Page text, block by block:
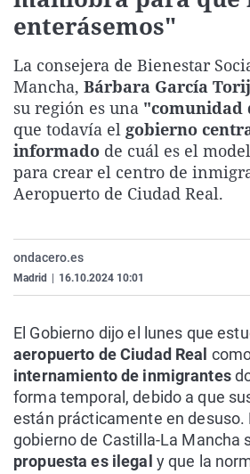
enterásemos"
La consejera de Bienestar
Mancha, Bárbara García
su región es una "comunidad
que todavía el gobierno
informado de cuál es el
para crear el centro de
Aeropuerto de Ciudad Real.
ondacero.es
Madrid 16.10.2024 10:01
El Gobierno dijo el lunes que
aeropuerto de Ciudad Real
internamiento de inmigrantes
forma temporal, debido a que
están prácticamente en desuso.
gobierno de Castilla-La Mancha
propuesta es ilegal y que la